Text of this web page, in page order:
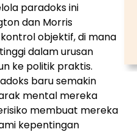
paradoks ini
dan Morris
objektif, di mana
dalam urusan
ke politik praktis.
baru semakin
mental mereka
membuat mereka
kepentingan